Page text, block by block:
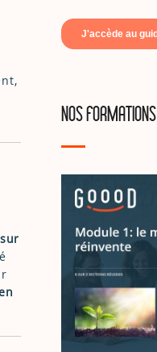
NOS FORMATIONS